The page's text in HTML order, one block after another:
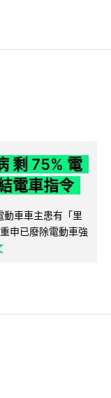
剩 75% 電
電車指令
車車主患有「里
申已廢除電動車強